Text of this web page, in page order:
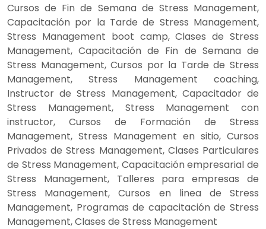
Cursos de Fin de Semana de Stress Management,
Capacitación por la Tarde de Stress Management,
Stress Management boot camp, Clases de Stress
Management, Capacitación de Fin de Semana de
Stress Management, Cursos por la Tarde de Stress
Management, Stress Management coaching,
Instructor de Stress Management, Capacitador de
Stress Management, Stress Management con
instructor, Cursos de Formación de Stress
Management, Stress Management en sitio, Cursos
Privados de Stress Management, Clases Particulares
de Stress Management, Capacitación empresarial de
Stress Management, Talleres para empresas de
Stress Management, Cursos en linea de Stress
Management, Programas de capacitación de Stress
Management, Clases de Stress Management